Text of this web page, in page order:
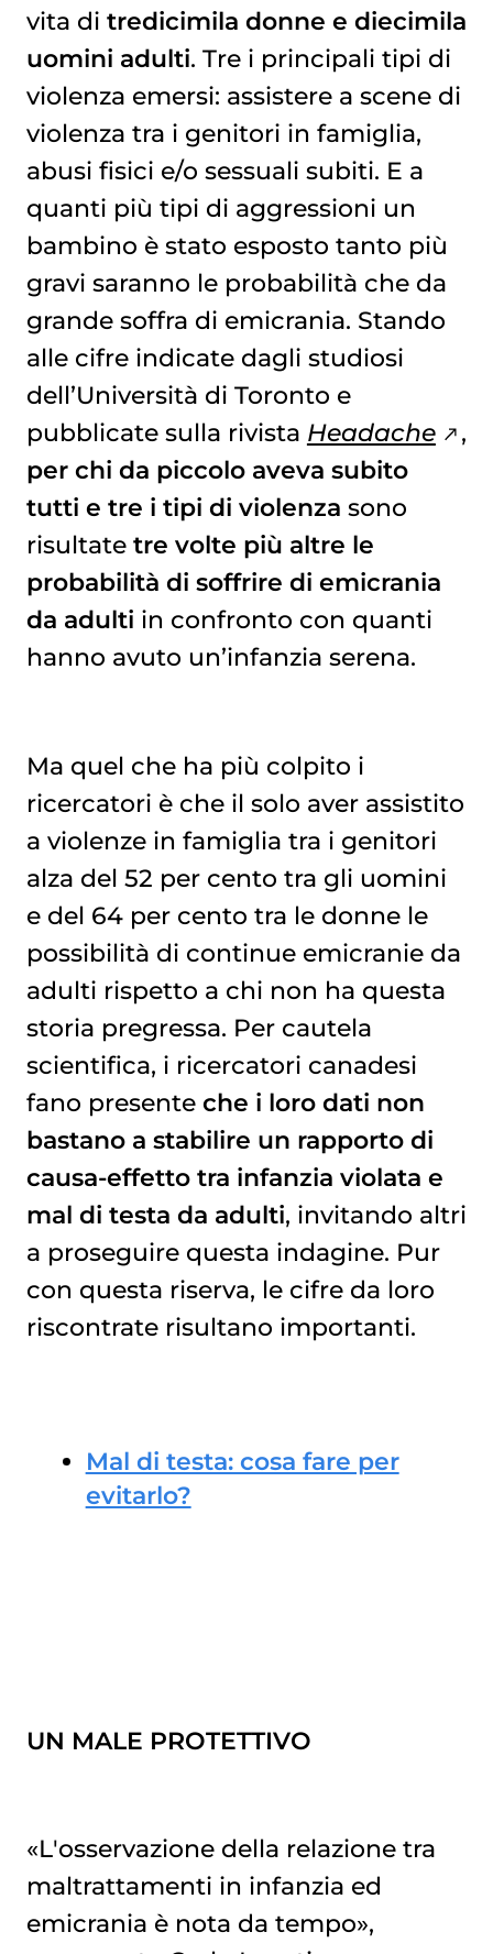
vita di tredicimila donne e diecimila
uomini adulti. Tre i principali tipi di
violenza emersi: assistere a scene di
violenza tra i genitori in famiglia,
abusi fisici e/o sessuali subiti. E a
quanti più tipi di aggressioni un
bambino è stato esposto tanto più
gravi saranno le probabilità che da
grande soffra di emicrania. Stando
alle cifre indicate dagli studiosi
dell’Università di Toronto e
pubblicate sulla rivista Headache
,
per chi da piccolo aveva subito
tutti e tre i tipi di violenza sono
risultate tre volte più altre le
probabilità di soffrire di emicrania
da adulti in confronto con quanti
hanno avuto un’infanzia serena.
Ma quel che ha più colpito i
ricercatori è che il solo aver assistito
a violenze in famiglia tra i genitori
alza del 52 per cento tra gli uomini
e del 64 per cento tra le donne le
possibilità di continue emicranie da
adulti rispetto a chi non ha questa
storia pregressa. Per cautela
scientifica, i ricercatori canadesi
fano presente che i loro dati non
bastano a stabilire un rapporto di
causa-effetto tra infanzia violata e
mal di testa da adulti, invitando altri
a proseguire questa indagine. Pur
con questa riserva, le cifre da loro
riscontrate risultano importanti.
Mal di testa: cosa fare per
evitarlo?
UN MALE PROTETTIVO
«L'osservazione della relazione tra
maltrattamenti in infanzia ed
emicrania è nota da tempo»,